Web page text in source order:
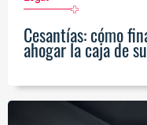
Cesantías: cómo
ahogar la caja de